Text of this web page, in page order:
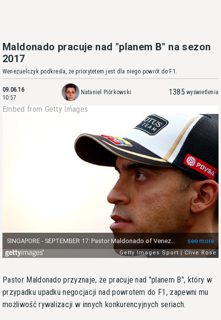
Maldonado pracuje nad "planem B" na sezon
2017
Wenezuelczyk podkreśla, że priorytetem jest dla niego powrót do F1.
09.06.16
10:57
Nataniel Piórkowski 1385 wyświetlenia
Embed from Getty Images
Pastor Maldonado przyznaje, że pracuje nad "planem B", który w
przypadku upadku negocjacji nad powrotem do F1, zapewni mu
możliwość rywalizacji w innych konkurencyjnych seriach.